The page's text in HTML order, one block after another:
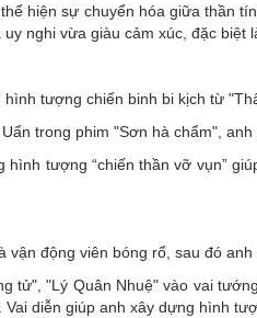
hiện sự chuyển hóa giữa thần
nghi vừa giàu cảm xúc, đặc biệt
tượng chiến binh bi kịch từ
trong phim "Sơn hà chẩm",
hình tượng “chiến thần vỡ vụn”
vận động viên bóng rổ, sau đó
tử", "Lý Quân Nhuệ" vào vai
Vai diễn giúp anh xây dựng hình